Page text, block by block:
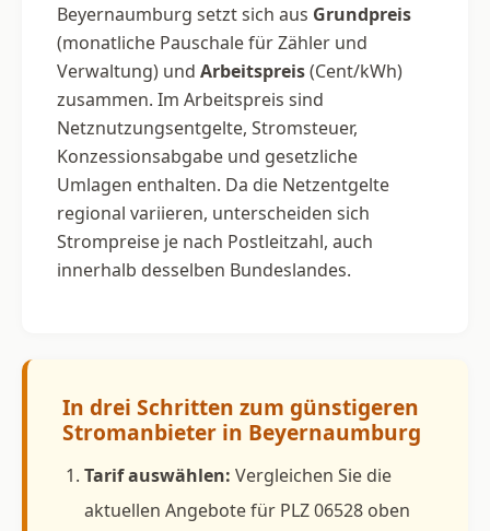
Beyernaumburg setzt sich aus Grundpreis
(monatliche Pauschale für Zähler und
Verwaltung) und Arbeitspreis(Cent/kWh)
zusammen. Im Arbeitspreis sind
Netznutzungsentgelte, Stromsteuer,
Konzessionsabgabe und gesetzliche
Umlagen enthalten. Da die Netzentgelte
regional variieren, unterscheiden sich
Strompreise je nach Postleitzahl, auch
innerhalb desselben Bundeslandes.
In drei Schritten zum günstigeren
Stromanbieter in Beyernaumburg
Tarif auswählen: Vergleichen Sie die
aktuellen Angebote für PLZ 06528 oben